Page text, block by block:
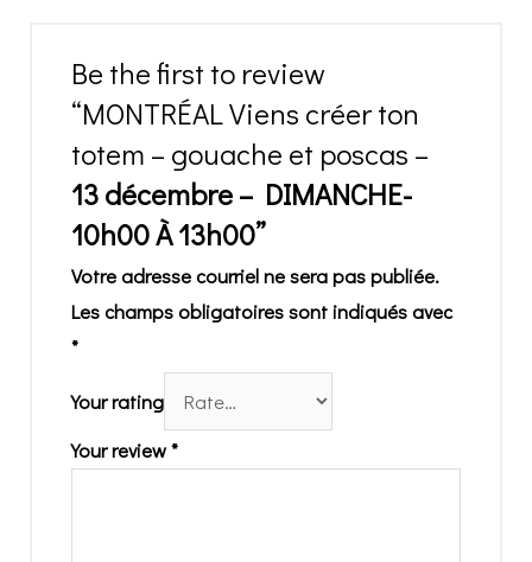
Be the first to review
“MONTRÉAL Viens créer ton
totem – gouache et poscas –
13 décembre– DIMANCHE-
10h00 À 13h00”
Votre adresse courriel ne sera pas publiée.
Les champs obligatoires sont indiqués avec
*
Your rating
Your review*